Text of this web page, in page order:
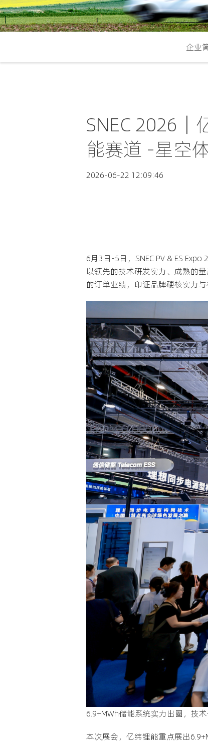
企业
SNEC 2026
能赛道 -星空
2026-06-22 12:09:46
6月3日-5日，SNEC PV & ES
以领先的技术研发实力、成熟的
的订单业绩，印证品牌硬核实力与
6.9+MWh储能系统实力出圈，技
本次展会，亿纬锂能重点展出